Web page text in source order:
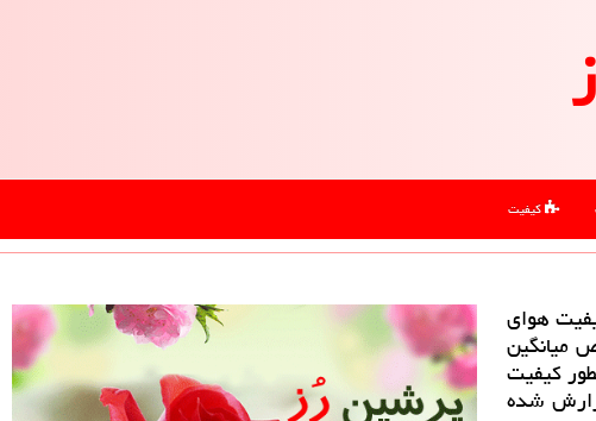
کیفیت
هوای
میانگین
کیفیت
شده